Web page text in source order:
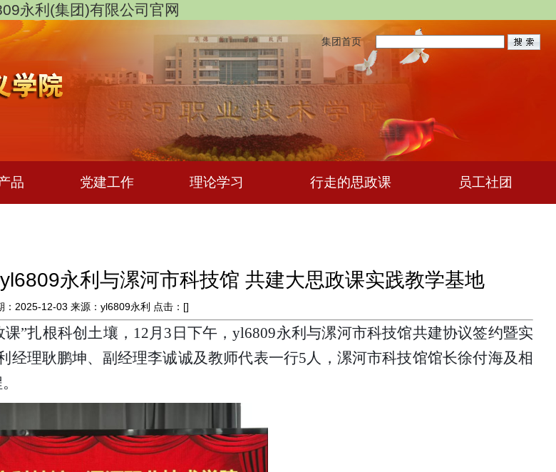
永利(集团)有限公司官网
集团首页
品 党建工作 理论学习 行走的思政课 员工社团
永利与漯河市科技馆 共建大思政课实践教学基地
：2025-12-03 来源：yl6809永利 点击：[]
课”扎根科创土壤，12月 3 日 下午，yl6809永利与漯河市科技馆共建协议签约暨实
经理耿鹏坤、副经理李诚诚及教师代表一行5人，漯河市科技馆馆长徐付海及相